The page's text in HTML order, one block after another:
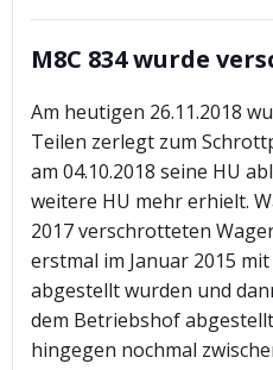
M8C 834 wurde
Am heutigen 26.11.2018
Teilen zerlegt zum
am 04.10.2018 seine HU
weitere HU mehr erhielt.
2017 verschrotteten
erstmal im Januar 2015
abgestellt wurden und
dem Betriebshof
hingegen nochmal